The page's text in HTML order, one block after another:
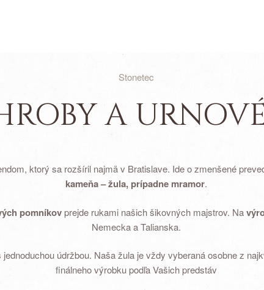
Stonetec
A
ktorý sa rozšíril najmä v Bratislave. Ide o zmenšené
kameňa – žula, prípadne mramor.
pomníkovprejde rukami našich šikovných majstrov. Na
Nemecka a Talianska.
údržbou. Naša žula je vždy vyberaná osobne z
finálneho výrobku podľa Vašich predstáv